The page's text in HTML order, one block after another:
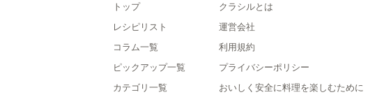
トップ
レシピリスト
コラム一覧
ピックアップ一覧
カテゴリ一覧
クラシルとは
運営会社
利用規約
プライバシーポリシー
おいしく安全に料理を楽しむために